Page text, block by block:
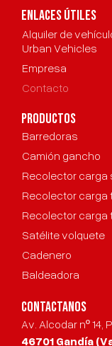
ENLACES ÚTILES
Alquiler de
Urban Vehicles
Empresa
Contacto
productos
Barredoras
Camión gancho
Recolector carga
Recolector carga
Recolector carga
Satélite volquete
Cadenero
Baldeadora
CONTACTANOS
Av. Alcodar nº 14,
46701 Gandía